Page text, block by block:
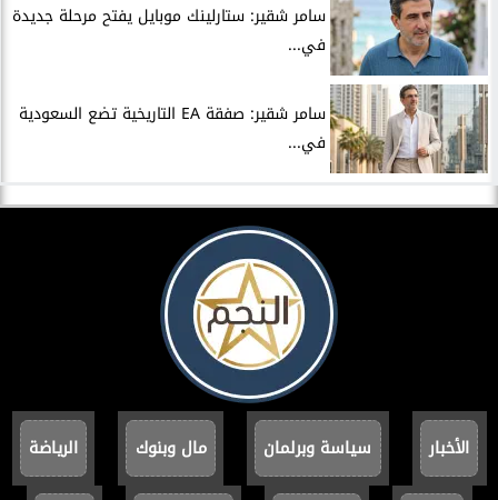
سامر شقير: ستارلينك موبايل يفتح مرحلة جديدة
في...
سامر شقير: صفقة EA التاريخية تضع السعودية
في...
الأخبار سياسة وبرلمان مال وبنوك الرياضة